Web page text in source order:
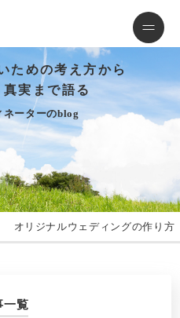
ための考え方から
実まで語る
ネーターのblog
オリジナルウェディングの作り方
一覧